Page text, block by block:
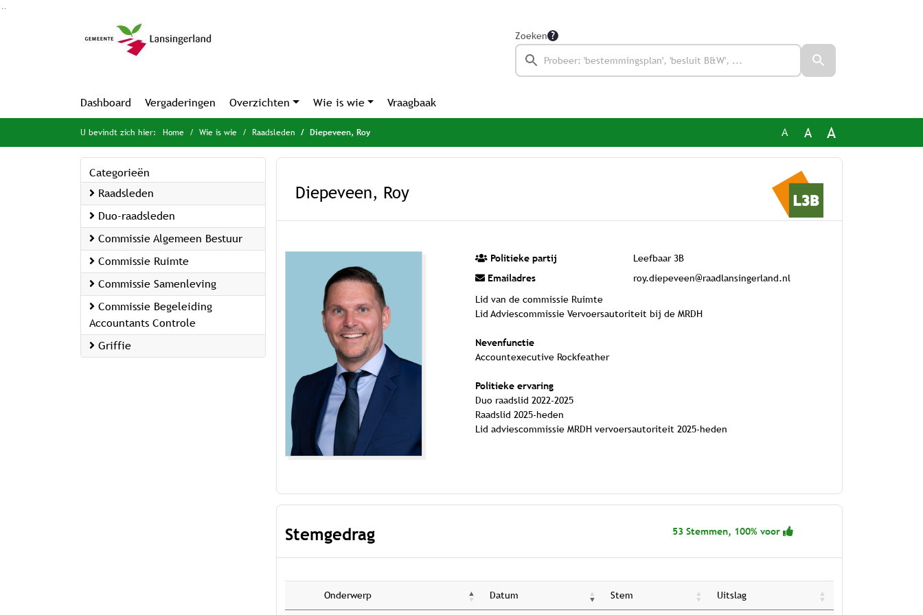
Zoeken
Dashboard Vergaderingen Overzichten Wie is wie Vraagbaak
U bevindt zich hier: Home Wie is wie Raadsleden Diepeveen, Roy A A A
Categorieën
Raadsleden
Duo-raadsleden
Commissie Algemeen Bestuur
Commissie Ruimte
Commissie Samenleving
Commissie Begeleiding
Accountants Controle
Griffie
Diepeveen, Roy
Politieke partij
Leefbaar 3B
Emailadres
roy.diepeveen@raadlansingerland.nl
Lid van de commissie Ruimte
Lid Adviescommissie Vervoersautoriteit bij de MRDH
Nevenfunctie
Accountexecutive Rockfeather
Politieke ervaring
Duo raadslid 2022-2025
Raadslid 2025-heden
Lid adviescommissie MRDH vervoersautoriteit 2025-heden
Stemgedrag 53 Stemmen, 100% voor
Onderwerp Datum Stem Uitslag